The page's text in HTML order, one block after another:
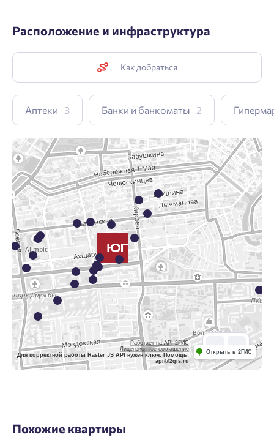
Расположение и инфраструктура
Как добраться
Аптеки 3 Банки и банкоматы 2
Работает на API 2ГИС
Лицензионное соглашение
Для корректной работы Raster JS API нужен ключ. Помощь:
api@2gis.ru
Открыть в 2ГИС
Похожие квартиры